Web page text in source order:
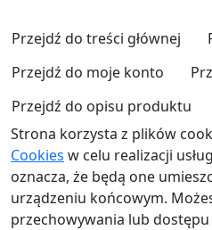
Przejdź do treści głównej
Przejdź do moje konto
Przejdź do opisu produktu
Strona korzysta z plików
Cookies w celu realizacji
oznacza, że będą one
urządzeniu końcowym.
przechowywania lub